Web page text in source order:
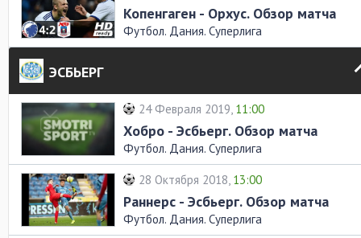
Копенгаген - Орхус. Обзор матча
Футбол. Дания. Суперлига
ЭСБЬЕРГ
24 Февраля 2019, 11:00
Хобро - Эсбьерг. Обзор матча
Футбол. Дания. Суперлига
28 Октября 2018, 13:00
Раннерс - Эсбьерг. Обзор матча
Футбол. Дания. Суперлига